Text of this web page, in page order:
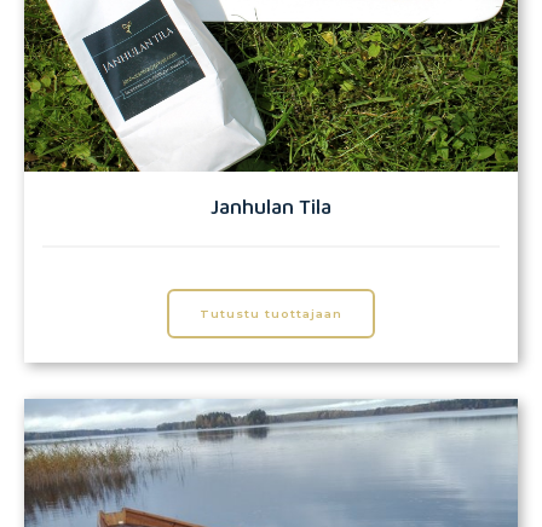
Janhulan Tila
Tutustu tuottajaan